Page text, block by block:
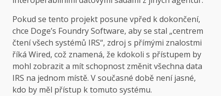
Pokud se tento projekt posune vpřed k dokončení,
chce Doge’s Foundry Software, aby se stal „centrem
čtení všech systémů IRS“, zdroj s přímými znalostmi
říká Wired, což znamená, že kdokoli s přístupem by
mohl zobrazit a mít schopnost změnit všechna data
IRS na jednom místě. V současné době není jasné,
kdo by měl přístup k tomuto systému.